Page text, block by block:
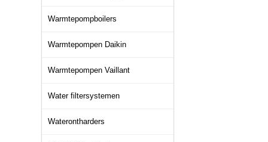
Warmtepompboilers
Warmtepompen Daikin
Warmtepompen Vaillant
Water filtersystemen
Waterontharders